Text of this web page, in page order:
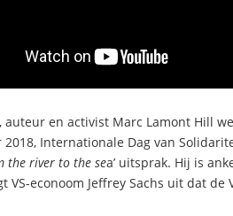
auteur en activist Marc Lamont Hill
2018, Internationale Dag van
the river to the sea’ uitsprak. Hij is
VS-econoom Jeffrey Sachs uit dat